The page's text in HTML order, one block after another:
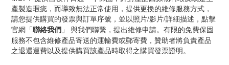
產製造瑕疵，而導致無法正常使用，提供更換的維修服務方式，
請您提供購買的發票與訂單序號，並以照片/影片/詳細描述 ， 點擊
官網「聯絡我們 」 與我們聯繫 ，提出維修申請。有限的免費保固
服務不包含維修產品寄送的運輸費或郵寄費，贊助者將負責產品
之退還運費以及提供購買該產品時取得之購買發票證明。